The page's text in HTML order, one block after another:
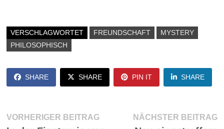
VERSCHLAGWORTET FREUNDSCHAFT
MYSTERY
PHILOSOPHISCH
SHARE SHARE PIN IT SHARE
Beitragsnavigation
VORHERIGER BEITRAGVorherigerNÄCHSTER BEITRAG